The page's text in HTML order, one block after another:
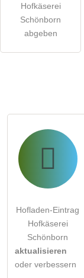
Hofkäserei
Schönborn
abgeben
Hofladen-Eintrag
Hofkäserei
Schönborn
aktualisieren
oder verbessern